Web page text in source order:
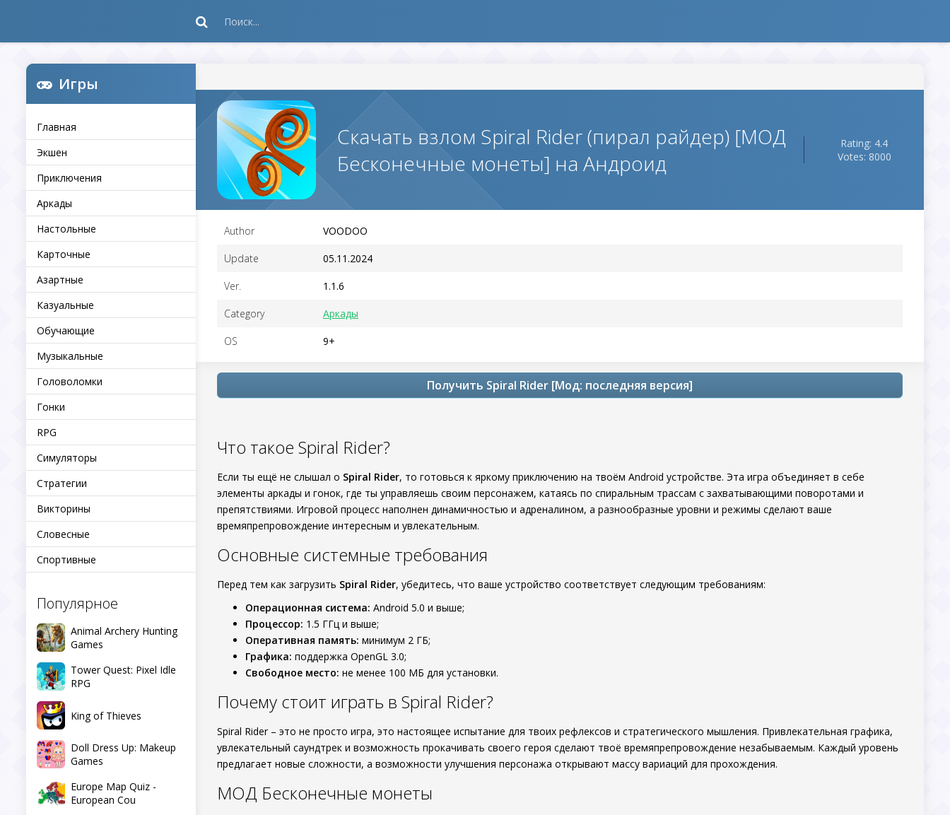
Игры
Главная
Экшен
Приключения
Аркады
Настольные
Карточные
Азартные
Казуальные
Обучающие
Музыкальные
Головоломки
Гонки
RPG
Симуляторы
Стратегии
Викторины
Словесные
Спортивные
Популярное
Animal Archery Hunting
Games
Tower Quest: Pixel Idle
RPG
King of Thieves
Doll Dress Up: Makeup
Games
Europe Map Quiz -
European Cou
Скачать взлом Spiral Rider (пирал райдер) [МОД
Бесконечные монеты] на Андроид
Rating: 4.4
Votes: 8000
Author VOODOO
Update 05.11.2024
Ver. 1.1.6
Category Аркады
OS 9+
Получить Spiral Rider [Мод: последняя версия]
Что такое Spiral Rider?
Если ты ещё не слышал о Spiral Rider, то готовься к яркому приключению на твоём Android устройстве. Эта игра объединяет в себе
элементы аркады и гонок, где ты управляешь своим персонажем, катаясь по спиральным трассам с захватывающими поворотами и
препятствиями. Игровой процесс наполнен динамичностью и адреналином, а разнообразные уровни и режимы сделают ваше
времяпрепровождение интересным и увлекательным.
Основные системные требования
Перед тем как загрузить Spiral Rider, убедитесь, что ваше устройство соответствует следующим требованиям:
Операционная система: Android 5.0 и выше;
Процессор: 1.5 ГГц и выше;
Оперативная память: минимум 2 ГБ;
Графика: поддержка OpenGL 3.0;
Свободное место: не менее 100 МБ для установки.
Почему стоит играть в Spiral Rider?
Spiral Rider – это не просто игра, это настоящее испытание для твоих рефлексов и стратегического мышления. Привлекательная графика,
увлекательный саундтрек и возможность прокачивать своего героя сделают твоё времяпрепровождение незабываемым. Каждый уровень
предлагает новые сложности, а возможности улучшения персонажа открывают массу вариаций для прохождения.
МОД Бесконечные монеты